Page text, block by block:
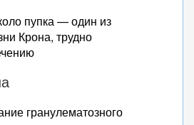
пупка — один из
Крона, трудно
гранулематозного